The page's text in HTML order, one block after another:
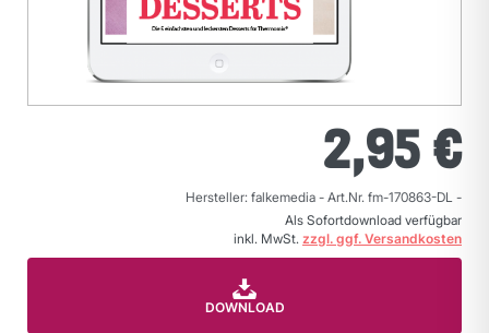
2,95 €
Hersteller: falkemedia - Art.Nr. fm-170863-DL -
Als Sofortdownload verfügbar
inkl. MwSt. zzgl. ggf. Versandkosten
DOWNLOAD